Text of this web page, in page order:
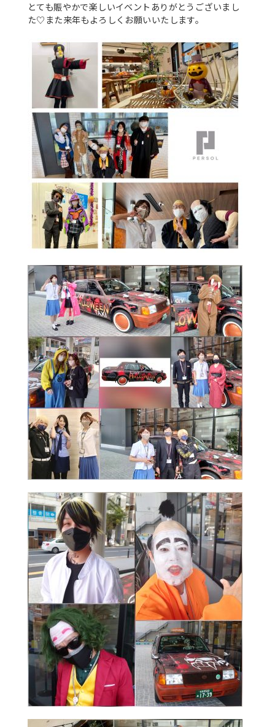
とても賑やかで楽しいイベントありがとうございまし
た♡また来年もよろしくお願いいたします。